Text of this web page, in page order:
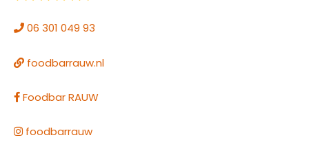
06 301 049 93
foodbarrauw.nl
Foodbar RAUW
foodbarrauw